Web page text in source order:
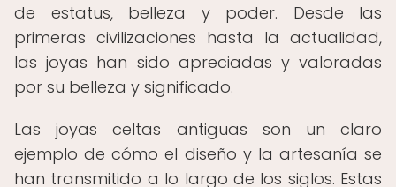
de estatus, belleza y poder. Desde las
primeras civilizaciones hasta la actualidad,
las joyas han sido apreciadas y valoradas
por su belleza y significado.
Las joyas celtas antiguas son un claro
ejemplo de cómo el diseño y la artesanía se
han transmitido a lo largo de los siglos. Estas